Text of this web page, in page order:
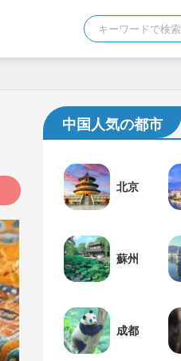
中国人気の都市
北京
蘇州
成都